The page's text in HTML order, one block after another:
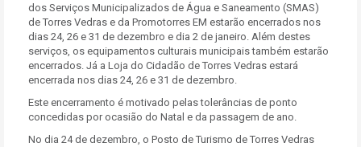
dos Serviços Municipalizados de Água e Saneamento (SMAS)
de Torres Vedras e da Promotorres EM estarão encerrados nos
dias 24, 26 e 31 de dezembro e dia 2 de janeiro. Além destes
serviços, os equipamentos culturais municipais também estarão
encerrados. Já a Loja do Cidadão de Torres Vedras estará
encerrada nos dias 24, 26 e 31 de dezembro.
Este encerramento é motivado pelas tolerâncias de ponto
concedidas por ocasião do Natal e da passagem de ano.
No dia 24 de dezembro, o Posto de Turismo de Torres Vedras